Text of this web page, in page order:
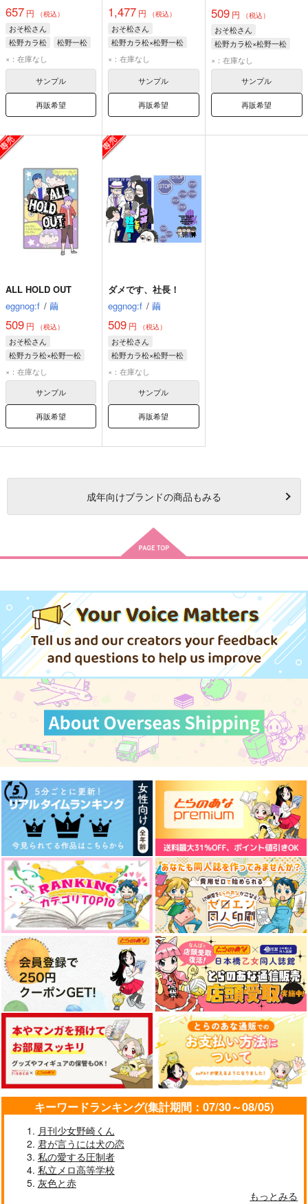
657 円 （税込）
おそ松さん
松野カラ松
松野一松
×：在庫なし
サンプル
再販希望
1,477 円 （税込）
おそ松さん
松野カラ松×松野一松
松野カラ松
×：在庫なし
サンプル
再販希望
509円 （税込）
おそ松さん
松野カラ松×松野一松
松野カラ松
×：在庫なし
サンプル
再販希望
ALL HOLD OUT
eggnog:f / 繭
509 円 （税込）
おそ松さん
松野カラ松×松野一松
松野カラ松
×：在庫なし
サンプル
再販希望
ダメです、社長！
eggnog:f / 繭
509 円 （税込）
おそ松さん
松野カラ松×松野一松
松野カラ松
×：在庫なし
サンプル
再販希望
成年向けブランドの商品もみる
キーワードランキング(集計期間：07/30～08/05)
月刊少女野崎くん
君が言うには犬の恋
私の愛する圧制者
私立メロ高等学校
灰色と赤
もっとみる